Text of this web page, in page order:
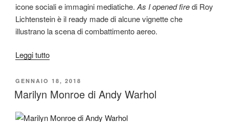
icone sociali e immagini mediatiche. As I opened firedi Roy
Lichtenstein è il ready made di alcune vignette che
illustrano la scena di combattimento aereo.
Leggi tutto“As
opened
fire
Roy
PUBBLICATO
IL
GENNAIO 18, 2018
Marilyn Monroe di Andy Warhol